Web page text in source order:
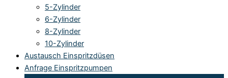
5-Zylinder
6-Zylinder
8-Zylinder
10-Zylinder
Austausch Einspritzdüsen
Anfrage Einspritzpumpen